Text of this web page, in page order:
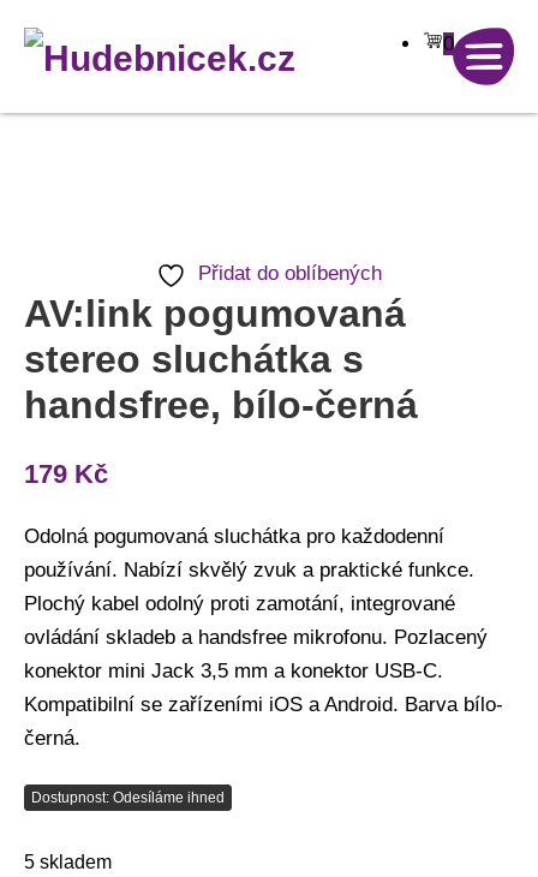
0
Přidat do oblíbených
AV:link pogumovaná
stereo sluchátka s
handsfree, bílo-černá
179 Kč
Odolná pogumovaná sluchátka pro každodenní
používání. Nabízí skvělý zvuk a praktické funkce.
Plochý kabel odolný proti zamotání, integrované
ovládání skladeb a handsfree mikrofonu. Pozlacený
konektor mini Jack 3,5 mm a konektor USB-C.
Kompatibilní se zařízeními iOS a Android. Barva bílo-
černá.
Dostupnost: Odesíláme ihned
5 skladem
s
handsfree,
černá